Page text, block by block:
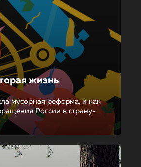
жизнь
мусорная реформа, и как
России в страну-